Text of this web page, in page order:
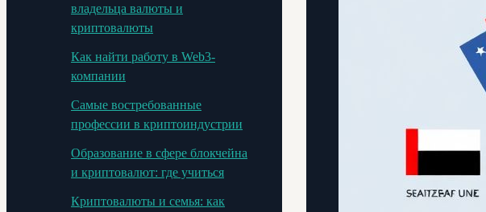
владельца валюты и
криптовалюты
Как найти работу в Web3-
компании
Самые востребованные
профессии в криптоиндустрии
Образование в сфере блокчейна
и криптовалют: где учиться
Криптовалюты и семья: как